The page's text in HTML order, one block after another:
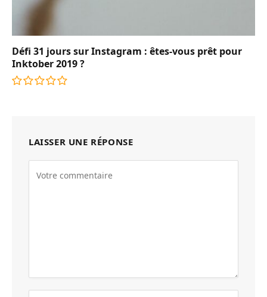
Défi 31 jours sur Instagram : êtes-vous prêt pour
Inktober 2019 ?
LAISSER UNE RÉPONSE